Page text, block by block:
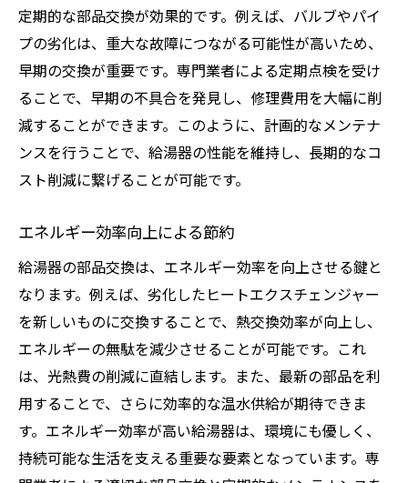
定期的な部品交換が効果的です。例えば、バルブやパイ
プの劣化は、重大な故障につながる可能性が高いため、
早期の交換が重要です。専門業者による定期点検を受け
ることで、早期の不具合を発見し、修理費用を大幅に削
減することができます。このように、計画的なメンテナ
ンスを行うことで、給湯器の性能を維持し、長期的なコ
スト削減に繋げることが可能です。
エネルギー効率向上による節約
給湯器の部品交換は、エネルギー効率を向上させる鍵と
なります。例えば、劣化したヒートエクスチェンジャー
を新しいものに交換することで、熱交換効率が向上し、
エネルギーの無駄を減少させることが可能です。これ
は、光熱費の削減に直結します。また、最新の部品を利
用することで、さらに効率的な温水供給が期待できま
す。エネルギー効率が高い給湯器は、環境にも優しく、
持続可能な生活を支える重要な要素となっています。専